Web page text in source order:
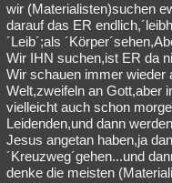
wir (Materialisten)suchen
darauf das ER
´Leib´;als
Wir IHN suchen,ist ER da
Wir schauen immer wieder
Welt,zweifeln an Gott,aber
vielleicht auch schon
Leidenden,und dann
Jesus angetan haben,ja
´Kreuzweg´gehen...und
denke die meisten